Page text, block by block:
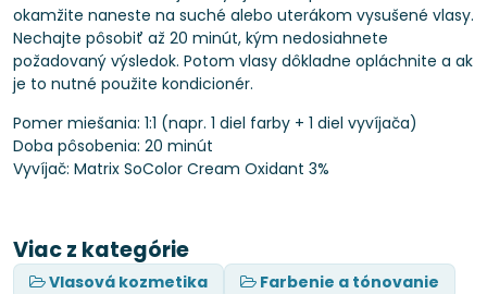
okamžite naneste na suché alebo uterákom vysušené vlasy.
Nechajte pôsobiť až 20 minút, kým nedosiahnete
požadovaný výsledok. Potom vlasy dôkladne opláchnite a ak
je to nutné použite kondicionér.
Pomer miešania: 1:1 (napr. 1 diel farby + 1 diel vyvíjača)
Doba pôsobenia: 20 minút
Vyvíjač: Matrix SoColor Cream Oxidant 3%
Viac z kategórie
Vlasová kozmetika
Farbenie a tónovanie